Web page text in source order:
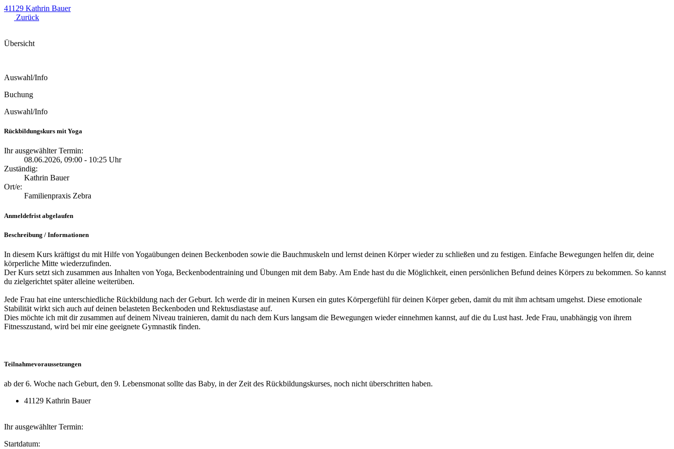
41129 Kathrin Bauer
Zurück
Übersicht
Auswahl/Info
Buchung
Auswahl/Info
Rückbildungskurs mit Yoga
Ihr ausgewählter Termin:
08.06.2026, 09:00 - 10:25 Uhr
Zuständig:
Kathrin Bauer
Ort/e:
Familienpraxis Zebra
Anmeldefrist abgelaufen
Beschreibung / Informationen
In diesem Kurs kräftigst du mit Hilfe von Yogaübungen deinen Beckenboden sowie die Bauchmuskeln und lernst deinen Körper wieder zu schließen und zu festigen. Einfache Bewegungen helfen dir, deine
körperliche Mitte wiederzufinden.
Der Kurs setzt sich zusammen aus Inhalten von Yoga, Beckenbodentraining und Übungen mit dem Baby. Am Ende hast du die Möglichkeit, einen persönlichen Befund deines Körpers zu bekommen. So kannst
du zielgerichtet später alleine weiterüben.
Jede Frau hat eine unterschiedliche Rückbildung nach der Geburt. Ich werde dir in meinen Kursen ein gutes Körpergefühl für deinen Körper geben, damit du mit ihm achtsam umgehst. Diese emotionale
Stabilität wirkt sich auch auf deinen belasteten Beckenboden und Rektusdiastase auf.
Dies möchte ich mit dir zusammen auf deinem Niveau trainieren, damit du nach dem Kurs langsam die Bewegungen wieder einnehmen kannst, auf die du Lust hast. Jede Frau, unabhängig von ihrem
Fitnesszustand, wird bei mir eine geeignete Gymnastik finden.
Teilnahmevoraussetzungen
ab der 6. Woche nach Geburt, den 9. Lebensmonat sollte das Baby, in der Zeit des Rückbildungskurses, noch nicht überschritten haben.
41129 Kathrin Bauer
Ihr ausgewählter Termin:
Startdatum: